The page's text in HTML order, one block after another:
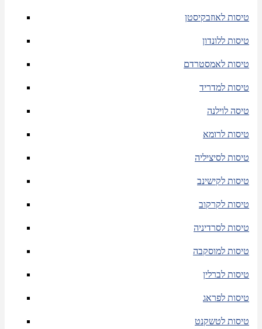
טיסות לאוזבקיסטן
טיסות ללונדון
טיסות לאמסטרדם
טיסות למדריד
טיסה לוילנה
טיסות לרומא
טיסות לסיציליה
טיסות לקישינב
טיסות לקרקוב
טיסות לסרדיניה
טיסות למוסקבה
טיסות לברלין
טיסות לפראג
טיסות לטשקנט